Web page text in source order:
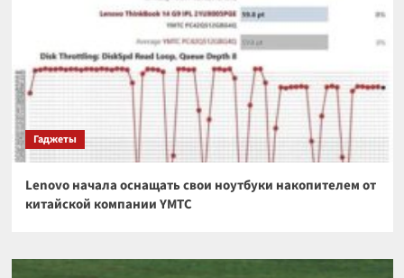
Гаджеты
Lenovo начала оснащать свои ноутбуки накопителем от
китайской компании YMTC